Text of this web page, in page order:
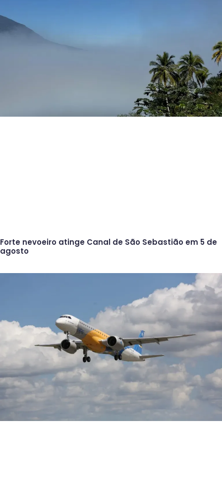
Forte nevoeiro atinge Canal de São Sebastião em 5 de
agosto